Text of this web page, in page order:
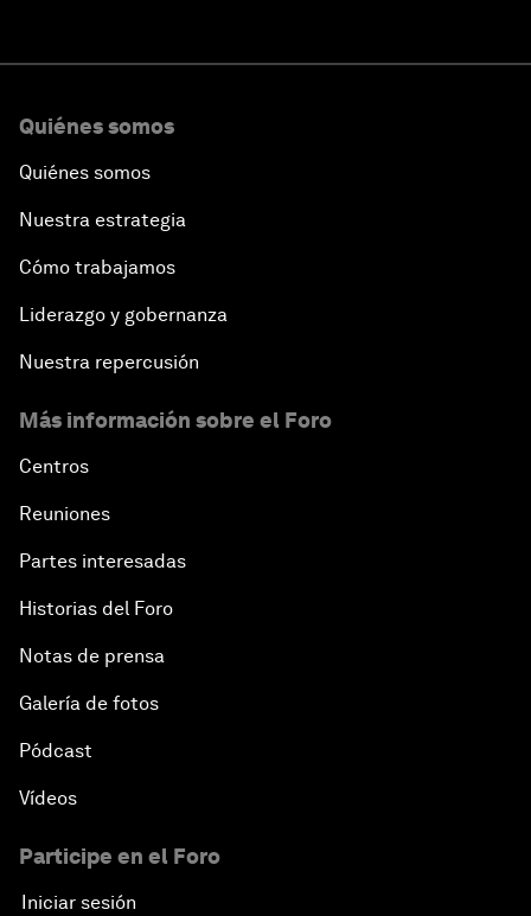
Quiénes somos
Quiénes somos
Nuestra estrategia
Cómo trabajamos
Liderazgo y gobernanza
Nuestra repercusión
Más información sobre el Foro
Centros
Reuniones
Partes interesadas
Historias del Foro
Notas de prensa
Galería de fotos
Pódcast
Vídeos
Participe en el Foro
Iniciar sesión